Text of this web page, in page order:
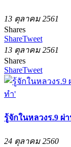
13 ตุลาคม 2561
Shares
ShareTweet
13 ตุลาคม 2561
Shares
ShareTweet
รู้จักในหลวงร.9 ผ่
24 ตุลาคม 2560